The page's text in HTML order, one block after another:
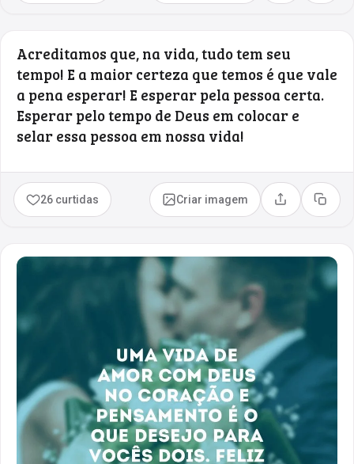
Acreditamos que, na vida, tudo tem seu
tempo! E a maior certeza que temos é que vale
a pena esperar! E esperar pela pessoa certa.
Esperar pelo tempo de Deus em colocar e
selar essa pessoa em nossa vida!
26 curtidas Criar imagem Compartilhar
Copiar